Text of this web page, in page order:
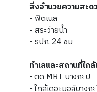
สิ่งอำนวยความสะด
- ฟิตเนส
-สระว่ายน้ำ
-รปภ. 24 ชม
ทำเลและสถานที่ใก
- ติด MRT บางกะปิ
- ใกล้เดอะมอล์บางก